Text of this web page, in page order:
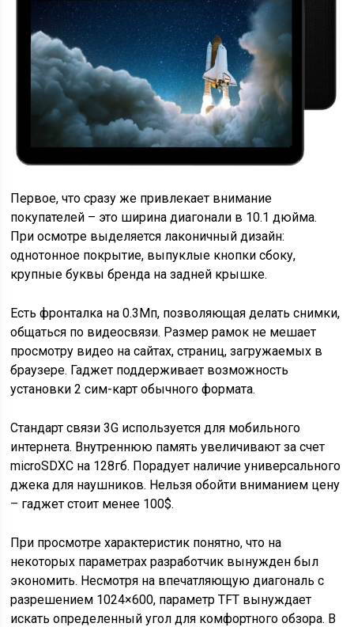
Первое, что сразу же привлекает внимание
покупателей – это ширина диагонали в 10.1 дюйма.
При осмотре выделяется лаконичный дизайн:
однотонное покрытие, выпуклые кнопки сбоку,
крупные буквы бренда на задней крышке.
Есть фронталка на 0.3Мп, позволяющая делать снимки,
общаться по видеосвязи. Размер рамок не мешает
просмотру видео на сайтах, страниц, загружаемых в
браузере. Гаджет поддерживает возможность
установки 2 сим-карт обычного формата.
Стандарт связи 3G используется для мобильного
интернета. Внутреннюю память увеличивают за счет
microSDXC на 128гб. Порадует наличие универсального
джека для наушников. Нельзя обойти вниманием цену
– гаджет стоит менее 100$.
При просмотре характеристик понятно, что на
некоторых параметрах разработчик вынужден был
экономить. Несмотря на впечатляющую диагональ с
разрешением 1024×600, параметр TFT вынуждает
искать определенный угол для комфортного обзора. В